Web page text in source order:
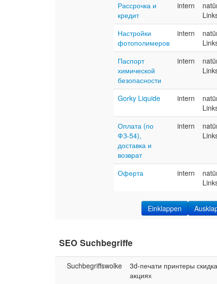
Рассрочка и
кредит
intern
Настройки
фотополимеров
intern
Паспорт
химической
безопасности
intern
Gorky Liquide intern
Оплата (по
ФЗ-54),
доставка и
возврат
intern
Оферта intern
Einklappen
SEO Suchbegriffe
Suchbegriffswolke 3d-печати принтеры
акциях